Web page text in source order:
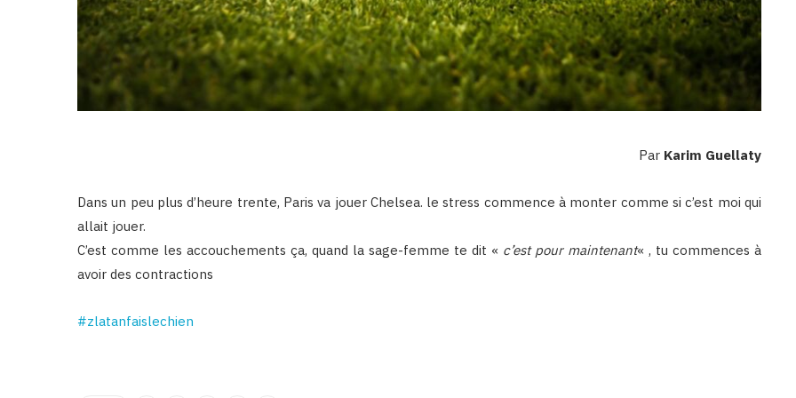
Par Karim Guellaty
Dans un peu plus d’heure trente, Paris va jouer Chelsea. le stress commence à monter comme si c’est moi qui
allait jouer.
C’est comme les accouchements ça, quand la sage-femme te dit « c’est pour maintenant« , tu commences à
avoir des contractions
‪#‎zlatanfaislechien‬